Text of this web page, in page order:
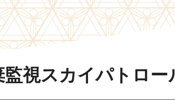
監視スカイパトロ